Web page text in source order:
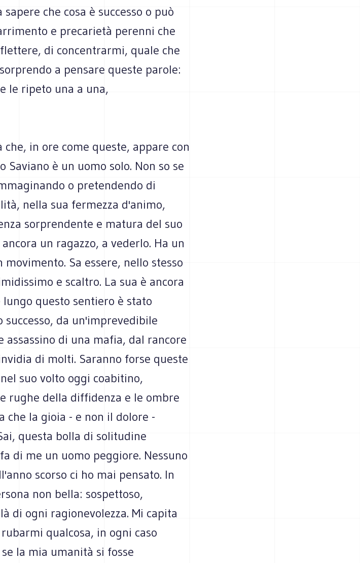
che cosa è successo o può
e precarietà perenni che
di concentrarmi, quale che
a pensare queste parole:
le ripeto una a una,
in ore come queste, appare con
Saviano è un uomo solo. Non so se
o pretendendo di
nella sua fermezza d'animo,
sorprendente e matura del suo
un ragazzo, a vederlo. Ha un
Sa essere, nello stesso
e scaltro. La sua è ancora
lungo questo sentiero è stato
da un'imprevedibile
assassino di una mafia, dal rancore
di molti. Saranno forse queste
suo volto oggi coabitino,
rughe della diffidenza e le ombre
che la gioia - e non il dolore -
questa bolla di solitudine
di me un uomo peggiore. Nessuno
scorso ci ho mai pensato. In
non bella: sospettoso,
di ogni ragionevolezza. Mi capita
qualcosa, in ogni caso
la mia umanità si fosse